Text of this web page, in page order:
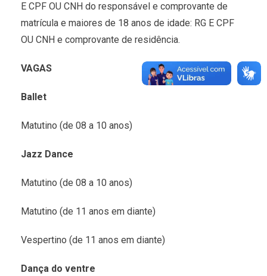
E CPF OU CNH do responsável e comprovante de
matrícula e maiores de 18 anos de idade: RG E CPF
OU CNH e comprovante de residência.
VAGAS
Ballet
Matutino (de 08 a 10 anos)
Jazz Dance
Matutino (de 08 a 10 anos)
Matutino (de 11 anos em diante)
Vespertino (de 11 anos em diante)
Dança do ventre